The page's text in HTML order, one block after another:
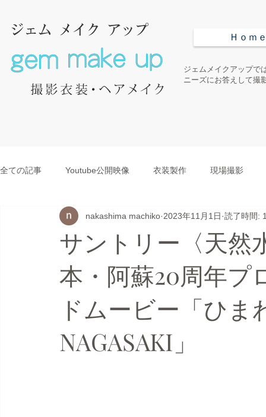
Ｈｏｍ
ジェムメイクアップで
ニーズにお答えして
全ての記事 Youtube公開映像 衣装製作 現場撮影
コスチューム 美術
サントリー〈天然
本・阿蘇20周年プ
ドムービー「ひ
NAGASAKI」
nakashima machiko 2023年11月1日 読了時間: